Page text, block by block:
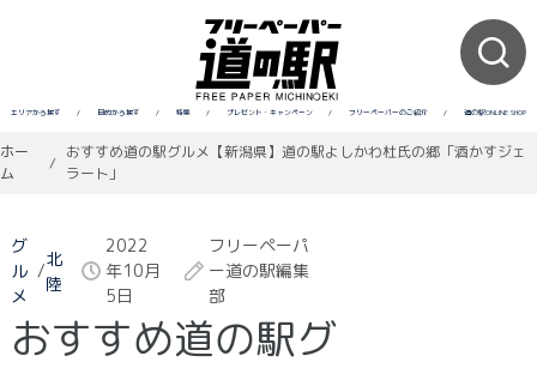
エリアから探す / 目的から探す / 特集 / プレゼント・キャンペーン / フリーペーパーのご紹介 / 道の駅ONLINE SHOP
ホー
ム
/
おすすめ道の駅グルメ【新潟県】道の駅よしかわ杜氏の郷「酒かすジェ
ラート」
グ
ル
メ
/
北
陸
2022
年10月
5日
フリーペーパ
ー道の駅編集
部
おすすめ道の駅グ